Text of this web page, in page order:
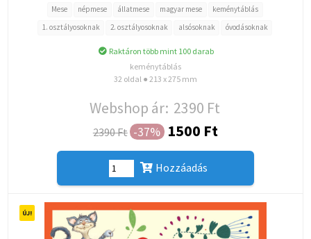
Mese népmese állatmese magyar mese
keménytáblás
1. osztályosoknak
2. osztályosoknak alsósoknak óvodásoknak
Raktáron több mint 100 darab
keménytáblás
32 oldal ● 213 x 275 mm
Webshop ár: 2390 Ft
2390 Ft -37% 1500 Ft
Hozzáadás